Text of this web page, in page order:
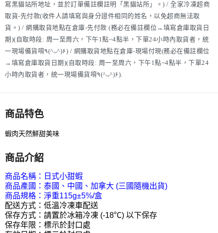
寫黑貓站所地址，並於訂單備註欄註明「黑貓站所」。) / 全家冷凍超商
取貨-先付款(收件人請填寫與身分證件相同的姓名，以免超商無法取
貨。) / 網購取貨地點在倉庫-先付款 (務必在備註欄位→填寫倉庫取貨日
期)(自取時段: 周一至周六，下午1點~4點半，下單24小時內取貨者，統
一現場備貨唷٩(^ᴗ^)۶) / 網購取貨地點在倉庫-現場付現(務必在備註欄位
→填寫倉庫取貨日期)(自取時段: 周一至周六，下午1點~4點半，下單24
小時內取貨者，統一現場備貨唷٩(^ᴗ^)۶).
商品特色
蝦肉天然鮮甜美味
商品介紹
商品名稱：日式小甜蝦
商品產國：泰國、中國、加拿大 (三國隨機出貨)
商品規格：淨重115g±5%/盒
配送方式：低溫冷凍車配送
保存方式：請置於冰箱冷凍 (-18℃) 以下保存
保存年限：標示於封口處